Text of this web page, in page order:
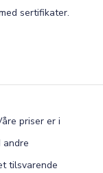
sertifikater.
priser er i
andre
tilsvarende